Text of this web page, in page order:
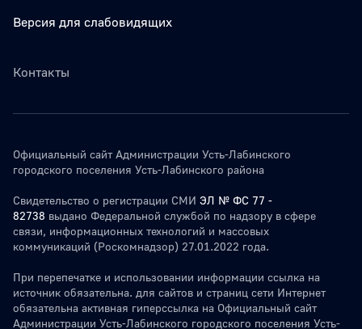
Версия для слабовидящих
Контакты
Официальный сайт Администрации Усть-Лабинского
городского поселения Усть-Лабинского района
Свидетельство о регистрации СМИ ЭЛ № ФС 77 -
82738 выдано Федеральной службой по надзору в сфере
связи, информационных технологий и массовых
коммуникаций (Роскомнадзор) 27.01.2022 года.
При перепечатке и использовании информации ссылка на
источник обязательна. для сайтов и страниц сети Интернет
обязательна активная гиперссылка на Официальный сайт
Администрации Усть-Лабинского городского поселения Усть-